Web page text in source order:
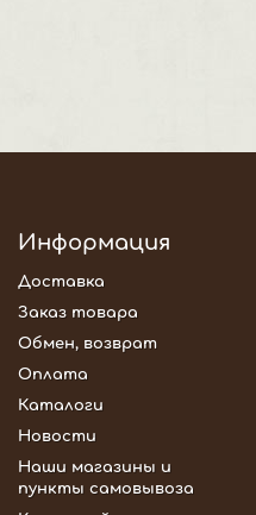
Информация
Доставка
Заказ товара
Обмен, возврат
Оплата
Каталоги
Новости
Наши магазины и
пункты самовывоза